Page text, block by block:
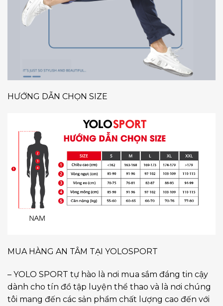
HƯỚNG DẪN CHỌN SIZE
MUA HÀNG AN TÂM TẠI YOLOSPORT
– YOLO SPORT tự hào là nơi mua sắm đáng tin cậy
dành cho tín đồ tập luyện thể thao và là nơi chúng
tôi mang đến các sản phẩm chất lượng cao đến với